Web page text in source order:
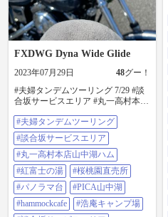
FXDWG Dyna Wide Glide
2023年07月29日 48グー！
#夫婦タンデムツーリング 7/29 #談
合坂サービスエリア #丸一高村本店
売所 #パノラマ台 #PICA山中湖
#hammockcafe #浩庵キャンプ場 #談
合坂サービスエリア #harleydavidson
#fxdwg #ハーレーダビッドソン #ダ
イナワイドグライド #ワイドグライ
ド #コウペンちゃん
#夫婦タンデムツーリング
#談合坂サービスエリア
#丸一高村本店山中湖ハム
#紅富士の湯
#桜桃園直売所
#パノラマ台
#PICA山中湖
#hammockcafe
#浩庵キャンプ場